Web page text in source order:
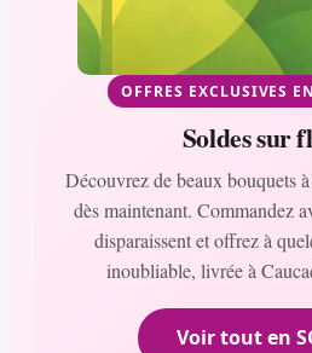
OFFRES EXCLUSIVES
Soldes sur
Découvrez de beaux bouquets
dès maintenant. Commandez
disparaissent et offrez à
inoubliable, livrée à
Voir tout en